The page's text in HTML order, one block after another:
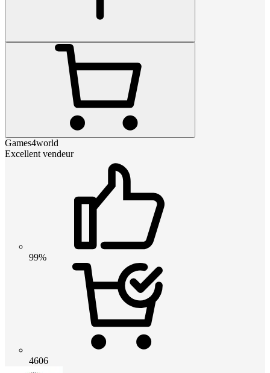
Games4world
Excellent vendeur
99%
4606